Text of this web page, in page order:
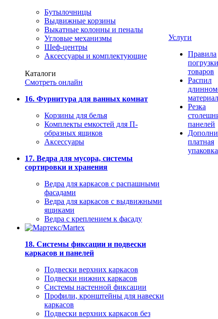
Бутылочницы
Выдвижные корзины
Выкатные колонны и пеналы
Угловые механизмы
Шеф-центры
Аксессуары и комплектующие
Каталоги
Смотреть онлайн
16. Фурнитура для ванных комнат
Корзины для белья
Комплекты емкостей для П-
образных ящиков
Аксессуары
17. Ведра для мусора, системы
сортировки и хранения
Ведра для каркасов с распашными
фасадами
Ведра для каркасов с выдвижными
ящиками
Ведра с креплением к фасаду
18. Системы фиксации и подвески
каркасов и панелей
Подвески верхних каркасов
Подвески нижних каркасов
Системы настенной фиксации
Профили, кронштейны для навески
каркасов
Подвески верхних каркасов без
Услуги
Правила
погрузки
товаров
Распил
Резка
панелей
платная
упаковка